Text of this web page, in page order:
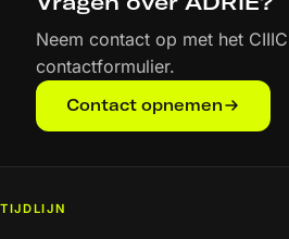
Neem contact op met het
contactformulier.
Contact opnemen
TIJDLIJN